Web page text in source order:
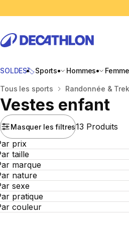
SOLDES🏷️Sports Hommes
Accueil
Tous les sports Randonnée &
Vestes enfant
Masquer les filtres13 Produits
prix
taille
marque
nature
sexe
pratique
couleur